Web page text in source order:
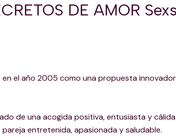
DE AMOR
en el año 2005 como una propuesta
de una acogida positiva, entusiasta y
entretenida, apasionada y saludable.